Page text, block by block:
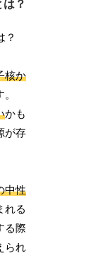
？
核か
かも
が存
中性
れる
る際
られ